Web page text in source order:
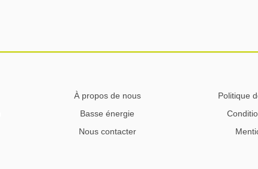
À propos de nous
Basse énergie
Nous contacter
Politique